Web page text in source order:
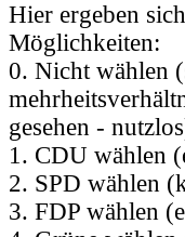
Hier ergeben
Möglichkeiten:
0. Nicht wählen
gesehen -
1. CDU wählen
2. SPD wählen
3. FDP wählen